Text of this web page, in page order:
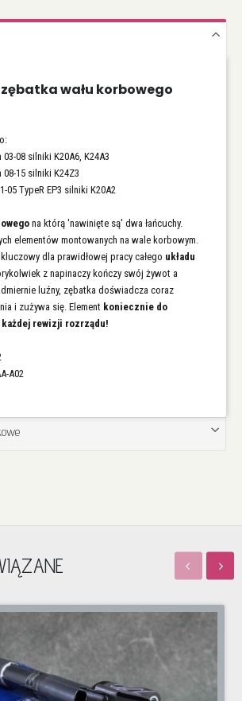
zębatka wału korbowego
08 silniki K20A6, K24A3
15 silniki K24Z3
05 TypeR EP3 silniki K20A2
na którą 'nawinięte są' dwa łańcuchy.
elementów montowanych na wale korbowym.
dla prawidłowej pracy całego układu
z napinaczy kończy swój żywot a
luźny, zębatka doświadcza coraz
i zużywa się. Element koniecznie do
rewizji rozrządu!
A02